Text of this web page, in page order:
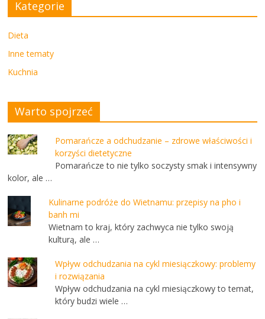
Kategorie
Dieta
Inne tematy
Kuchnia
Warto spojrzeć
Pomarańcze a odchudzanie – zdrowe właściwości i
korzyści dietetyczne
Pomarańcze to nie tylko soczysty smak i intensywny
kolor, ale …
Kulinarne podróże do Wietnamu: przepisy na pho i
banh mi
Wietnam to kraj, który zachwyca nie tylko swoją
kulturą, ale …
Wpływ odchudzania na cykl miesiączkowy: problemy
i rozwiązania
Wpływ odchudzania na cykl miesiączkowy to temat,
który budzi wiele …